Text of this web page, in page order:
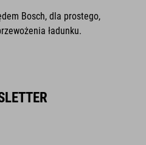
Bosch, dla prostego,
ładunku.